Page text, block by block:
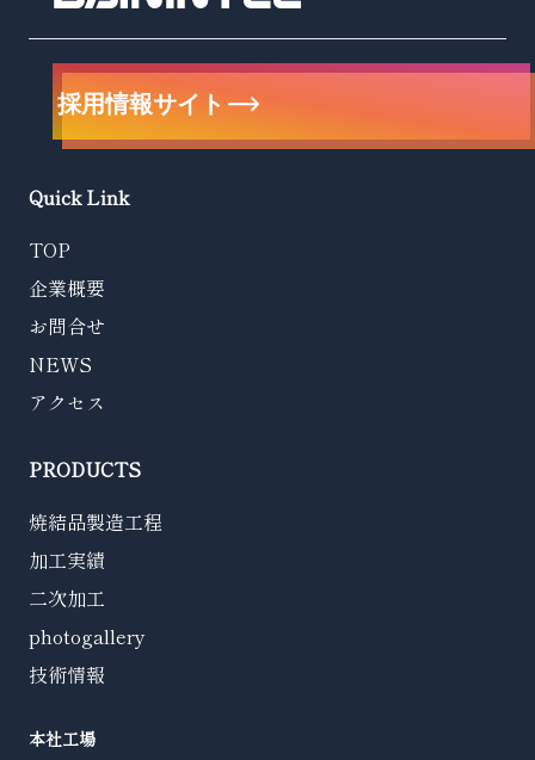
採用情報サイト
Quick Link
TOP
企業概要
お問合せ
NEWS
アクセス
PRODUCTS
焼結品製造工程
加工実績
二次加工
photogallery
技術情報
本社工場